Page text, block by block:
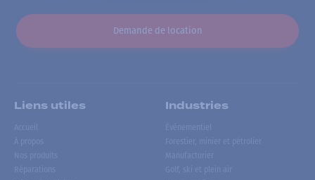
Demande de location
Liens utiles
Accueil
À propos
Nos produits
Réparations
Industries
Événementiel
Forestier, minier et pétrolier
Manufacturier
Golf, ski et plein air